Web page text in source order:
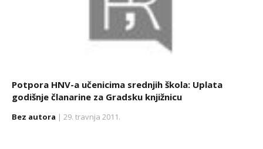
Potpora HNV-a učenicima srednjih škola: Uplata
godišnje članarine za Gradsku knjižnicu
Bez autora | 29. travnja 2011.